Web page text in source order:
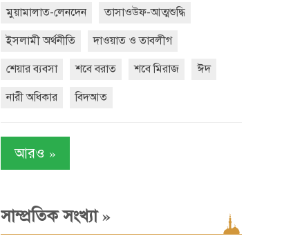
মুয়ামালাত-লেনদেন তাসাওউফ-আত্মশুদ্ধি
ইসলামী অর্থনীতি দাওয়াত ও তাবলীগ
শেয়ার ব্যবসা শবে বরাত শবে মিরাজ ঈদ
নারী অধিকার বিদআত
আরও »
সাম্প্রতিক সংখ্যা»